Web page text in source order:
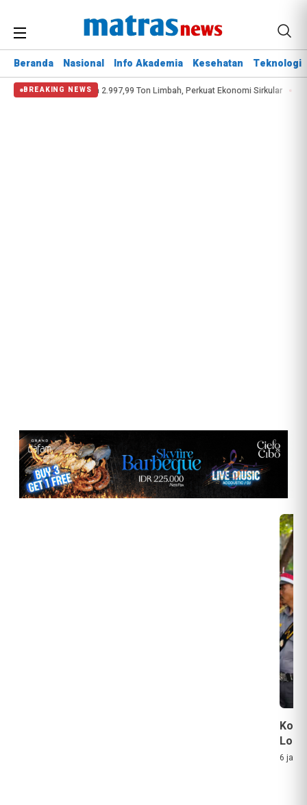
Beranda Nasional Info Akademia Kesehatan Teknologi
BREAKING NEWS
KAI Kelola 2.997,99 Ton Limbah, Perkuat Ekonomi Sirkular
6 jam